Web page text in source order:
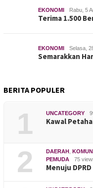
EKONOMI Rabu, 5
Terima 1.500
EKONOMI Selasa,
Semarakkan
BERITA POPULER
1 UNCATEGORY
Kawal
2 DAERAH
PEMUDA
75
Menuju